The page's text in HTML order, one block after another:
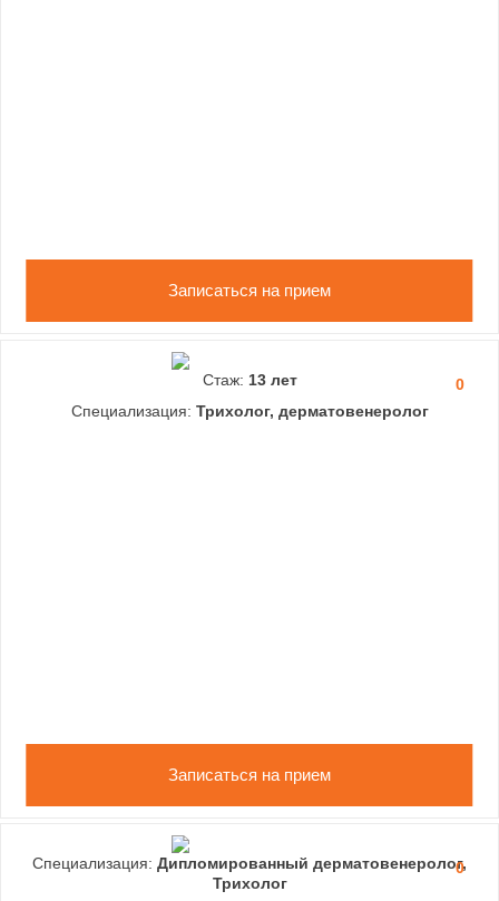
Записаться на прием
0
Стаж: 13 лет
Специализация: Трихолог, дерматовенеролог
Записаться на прием
0
Специализация: Дипломированный дерматовенеролог,
Трихолог